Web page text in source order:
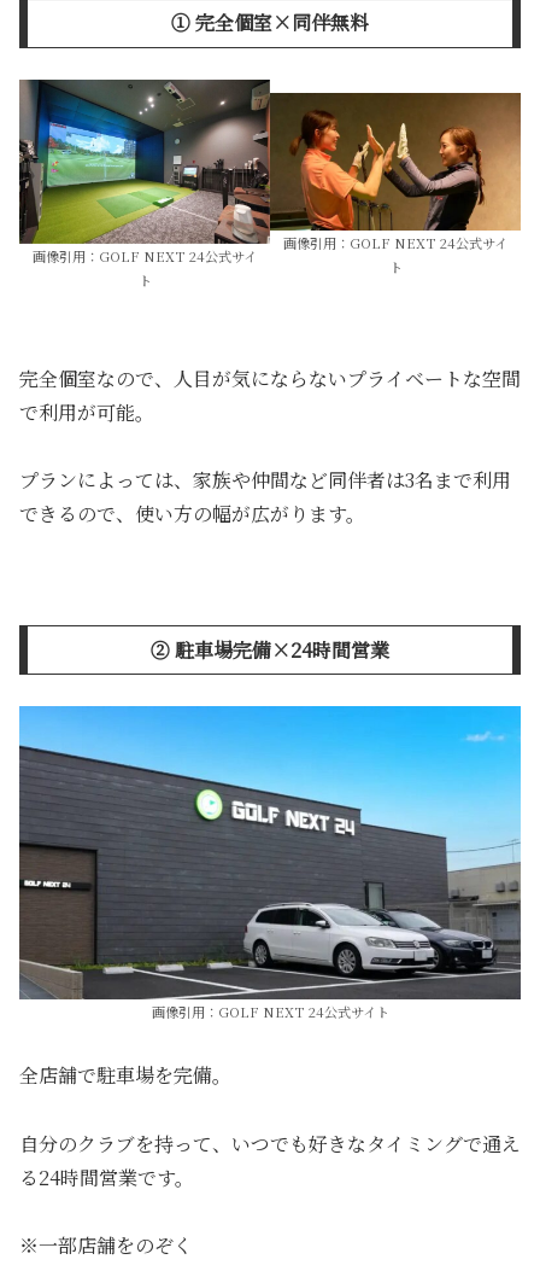
① 完全個室×同伴無料
画像引用：GOLF NEXT 24公式サイ
ト
画像引用：GOLF NEXT 24公式サイ
ト
完全個室なので、人目が気にならないプライベートな空間
で利用が可能。
プランによっては、家族や仲間など同伴者は3名まで利用
できるので、使い方の幅が広がります。
➁ 駐車場完備×24時間営業
画像引用：GOLF NEXT 24公式サイト
全店舗で駐車場を完備。
自分のクラブを持って、いつでも好きなタイミングで通え
る24時間営業です。
※一部店舗をのぞく